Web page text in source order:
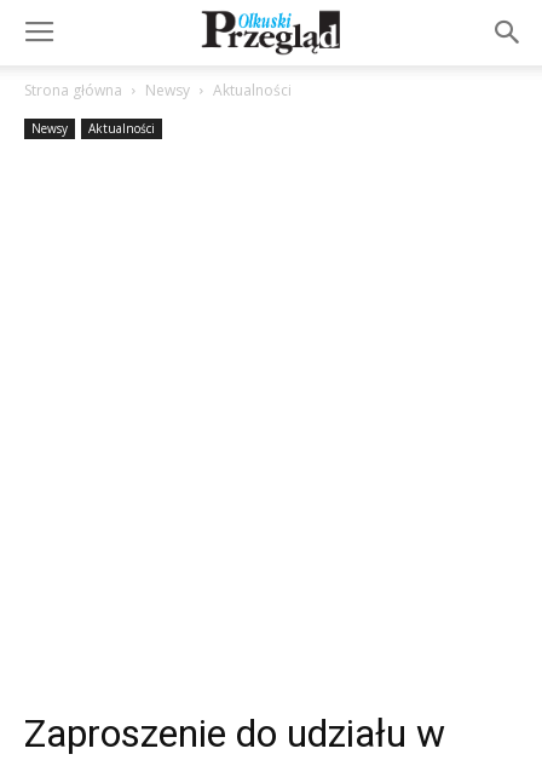
Strona główna Newsy Aktualności
Newsy Aktualności
Zaproszenie do udziału w